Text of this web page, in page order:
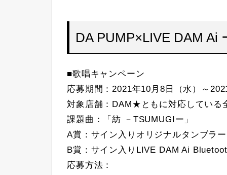
DA PUMP×LIVE DAM
■歌唱キャンペーン
応募期間：2021年10月8日（水）～
対象店舗：DAM★ともに対応している
課題曲：「紡 －TSUMUGIー」
A賞：サイン入りオリジナルタンブラ
B賞：サイン入りLIVE DAM Ai
応募方法：